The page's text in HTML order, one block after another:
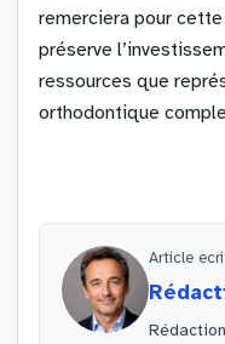
remerciera pour
préserve
ressources que
orthodontique
Article